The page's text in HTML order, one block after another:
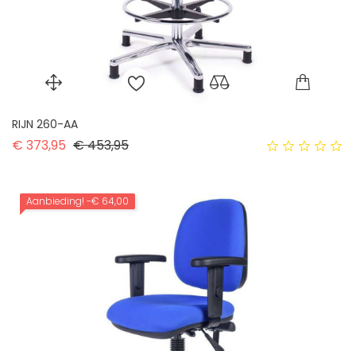
RIJN 260-AA
€ 373,95 Normale prijs
€ 453,95Prijs
Aanbieding! -€ 64,00